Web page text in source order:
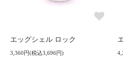
エッグシェル ロック
3,360円(税込3,696円)